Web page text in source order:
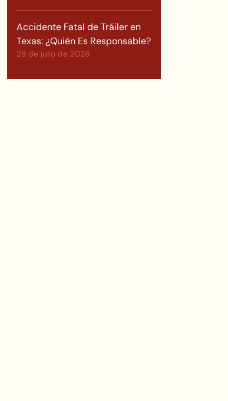
Accidente Fatal de Tráiler en
Texas: ¿Quién Es Responsable?
28 de julio de 2026